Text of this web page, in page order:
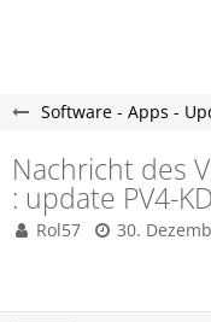
Software - Apps -
Nachricht des
: update PV4-KD
Rol57
30.